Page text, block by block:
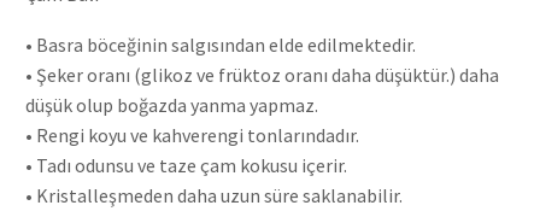
• Basra böceğinin salgısından elde edilmektedir.
• Şeker oranı (glikoz ve früktoz oranı daha düşüktür.) daha
düşük olup boğazda yanma yapmaz.
• Rengi koyu ve kahverengi tonlarındadır.
• Tadı odunsu ve taze çam kokusu içerir.
• Kristalleşmeden daha uzun süre saklanabilir.